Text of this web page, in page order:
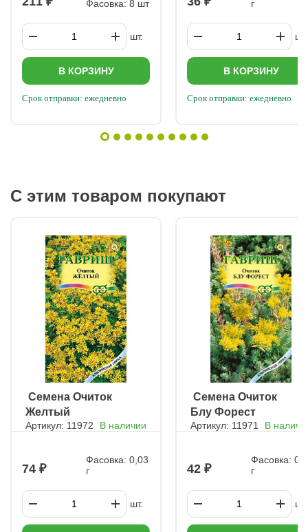
защиты от морозов. Болезни и вредители Гейхеры могут
поражаться мучнистой росой, ржавчиной и бактериальной
пятнистостью — для лечения используйте
специализированные препараты. Из вредителей опасны
слизни, улитки, долгоносики и гусеницы. Брюхоногих собирают
вручную или используют ловушки, а насекомых уничтожают
Фасовка: 8 шт
шт.
В КОРЗИНУ
Срок отправки: ежедневно
г
шт.
В КОРЗИНУ
Срок отправки: ежедневно
С этим товаром покупают
ㅤ Семена Очиток
Желтый
Артикул: 11972 В наличии
74
Фасовка: 0,03
г
шт.
ㅤ Семена Очиток
Блу Форест
Артикул: 11971 В
42
Фасовка:
г
шт.